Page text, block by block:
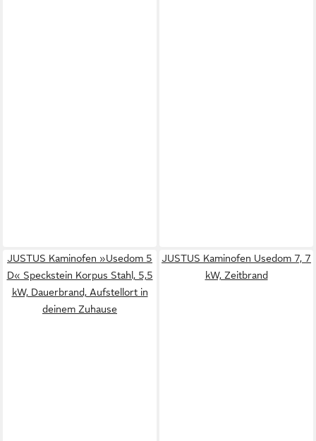
JUSTUS Kaminofen »Usedom 5
D« Speckstein Korpus Stahl, 5,5
kW, Dauerbrand, Aufstellort in
deinem Zuhause
JUSTUS Kaminofen Usedom 7, 7
kW, Zeitbrand